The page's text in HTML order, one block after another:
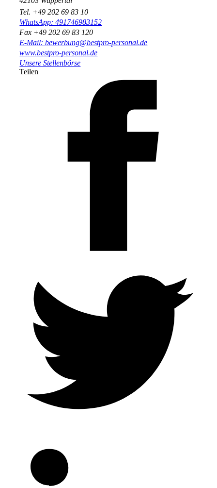
Tel. +49 202 69 83 10
WhatsApp: 491746983152
Fax +49 202 69 83 120
E-Mail: bewerbung@bestpro-personal.de
www.bestpro-personal.de
Unsere Stellenbörse
Teilen